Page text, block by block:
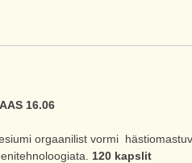
16.06
orgaanilist vormi
120 kapslit